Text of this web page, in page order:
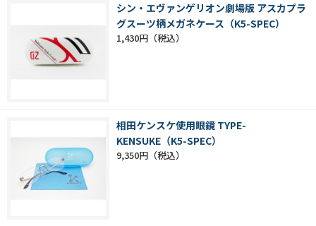
シン・エヴァンゲリオン劇場版 アスカプラ
グスーツ柄メガネケース（K5-SPEC）
1,430円
相田ケンスケ使用眼鏡 TYPE-
KENSUKE（K5-SPEC）
9,350円